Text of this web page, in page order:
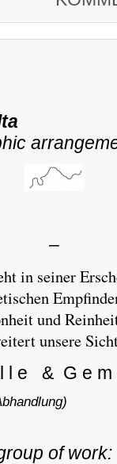
–
in seiner
und
unsere
l e & G e m
of work: